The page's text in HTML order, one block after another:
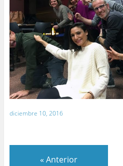
diciembre 10, 2016
« Anterior